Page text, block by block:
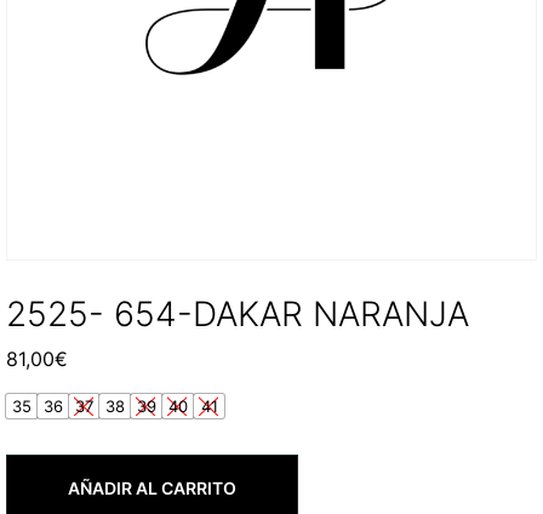
2525- 654-DAKAR NARANJA
81,00€
35 36 37 38 39 40 41
AÑADIR AL CARRITO